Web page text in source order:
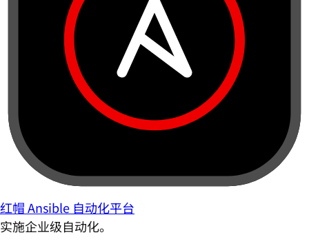
红帽 Ansible 自动化平台
实施企业级自动化。